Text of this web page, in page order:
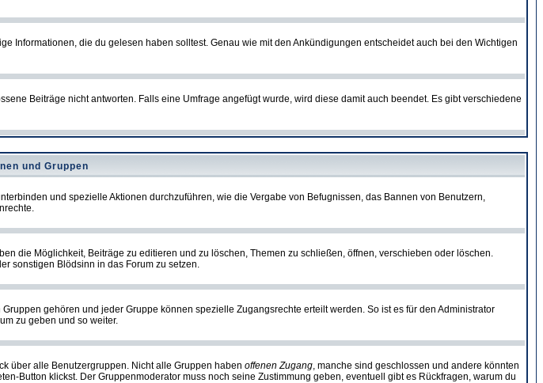
Informationen, die du gelesen haben solltest. Genau wie mit den Ankündigungen entscheidet auch bei den Wichtigen
Beiträge nicht antworten. Falls eine Umfrage angefügt wurde, wird diese damit auch beendet. Es gibt verschiedene
und Gruppen
und spezielle Aktionen durchzuführen, wie die Vergabe von Befugnissen, das Bannen von Benutzern,
die Möglichkeit, Beiträge zu editieren und zu löschen, Themen zu schließen, öffnen, verschieben oder löschen.
sonstigen Blödsinn in das Forum zu setzen.
gehören und jeder Gruppe können spezielle Zugangsrechte erteilt werden. So ist es für den Administrator
zu geben und so weiter.
über alle Benutzergruppen. Nicht alle Gruppen haben offenen Zugang, manche sind geschlossen und andere könnten
Button klickst. Der Gruppenmoderator muss noch seine Zustimmung geben, eventuell gibt es Rückfragen, warum du